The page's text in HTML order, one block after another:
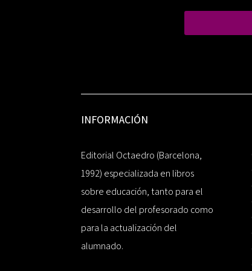
INFORMACIÓN
Editorial Octaedro (Barcelona,
1992) especializada en libros
sobre educación, tanto para el
desarrollo del profesorado como
para la actualización del
alumnado.